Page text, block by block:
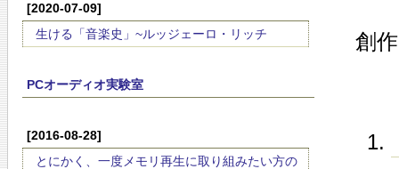
[2020-07-09]
生ける「音楽史」~ルッジェーロ・リッチ
PCオーディオ実験室
[2016-08-28]
とにかく、一度メモリ再生に取り組みたい方の
創